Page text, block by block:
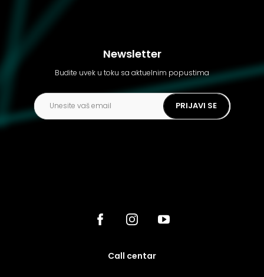
Newsletter
Budite uvek u toku sa aktuelnim popustima
PRIJAVI SE
call centar